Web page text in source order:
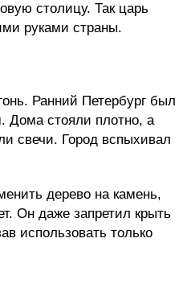
столицу. Так царь
руками страны.
Ранний Петербург был
Дома стояли плотно, а
свечи. Город вспыхивал
дерево на камень,
Он даже запретил крыть
использовать только